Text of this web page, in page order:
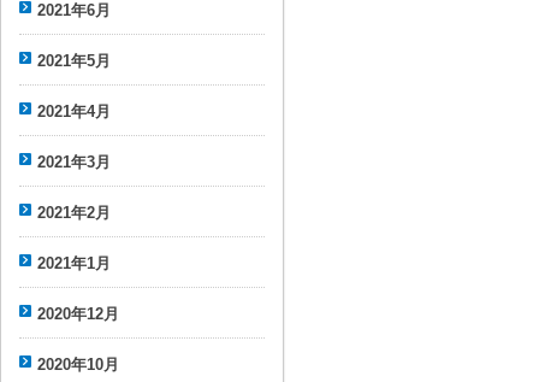
2021年6月
2021年5月
2021年4月
2021年3月
2021年2月
2021年1月
2020年12月
2020年10月